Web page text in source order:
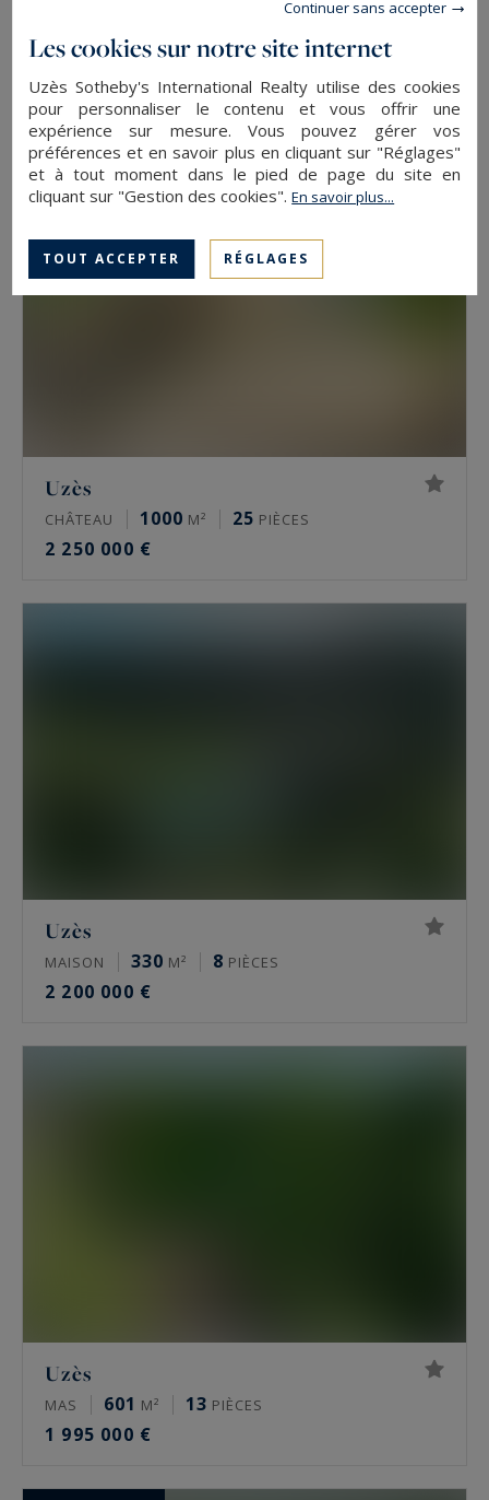
Uzès
PROPRIÉTÉ 305 PIÈCES
2 440 000 €
Uzès
CHÂTEAU 1000 M² 25 PIÈCES
2 250 000 €
Uzès
MAISON 330 M² 8 PIÈCES
2 200 000 €
Uzès
MAS 601 M² 13 PIÈCES
1 995 000 €
Les cookies sur notre site internet
Uzès Sotheby's International Realty utilise des cookies
pour personnaliser le contenu et vous offrir une
expérience sur mesure. Vous pouvez gérer vos
préférences et en savoir plus en cliquant sur "Réglages"
et à tout moment dans le pied de page du site en
cliquant sur "Gestion des cookies".En savoir plus...
TOUT ACCEPTER RÉGLAGES
Continuer sans accepter